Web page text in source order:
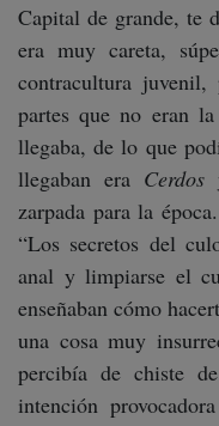
Capital de grande, te
era muy careta,
contracultura juvenil,
partes que no eran
llegaba, de lo que
llegaban era Cerdos
zarpada para la
“Los secretos del
anal y limpiarse el
enseñaban cómo
una cosa muy
percibía de chiste de
intención